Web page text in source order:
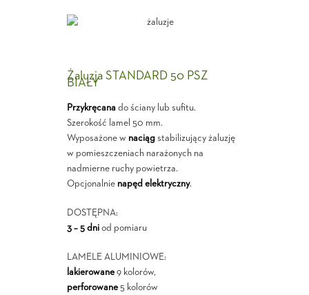
Żaluzja STANDARD 50 PSZ
BIAŁY
Przykręcanado ściany lub sufitu.
Szerokość lamel 50 mm.
Wyposażone w naciągstabilizujący żaluzję
w pomieszczeniach narażonych na
nadmierne ruchy powietrza.
Opcjonalnie napęd elektryczny.
DOSTĘPNA:
3 – 5 dniod pomiaru
LAMELE ALUMINIOWE:
lakierowane9 kolorów,
perforowane5 kolorów